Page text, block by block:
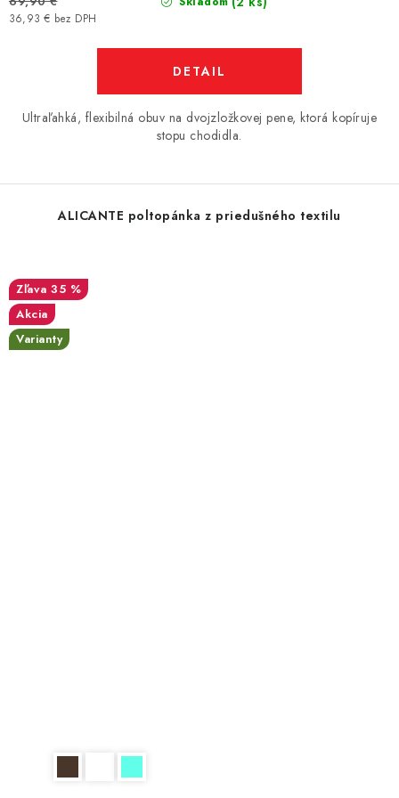
36,93 € bez DPH
DETAIL
Ultraľahká, flexibilná obuv na dvojzložkovej pene, ktorá kopíruje
stopu chodidla.
ALICANTE poltopánka z priedušného textilu
35 %
Akcia
Varianty